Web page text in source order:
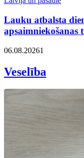
Lauku atbalsta
apsaimniekošanas
06.08.20261
Veselība